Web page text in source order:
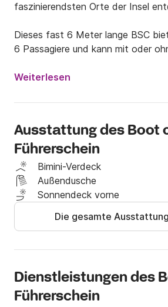
faszinierendsten Orte der Insel
Dieses fast 6 Meter lange BSC
6 Passagiere und kann mit oder
pro Tag.
Es ist mit allem Komfort
einer Markise, die in den heißesten
Sonne schützt, und einer
Es verfügt über ein großes
einen zentralen Steuerstand mit
und speziellen Sitzen.
Die Treibstoffkosten sind als
und vor Ort zu zahlen.
Bitte zögern Sie nicht, uns zu
weitere Informationen wünschen.
Weiterlesen
Ausstattung des Boot
Führerschein
Bimini-Verdeck
Außendusche
Sonnendeck vorne
Die gesamte
Dienstleistungen des
Führerschein